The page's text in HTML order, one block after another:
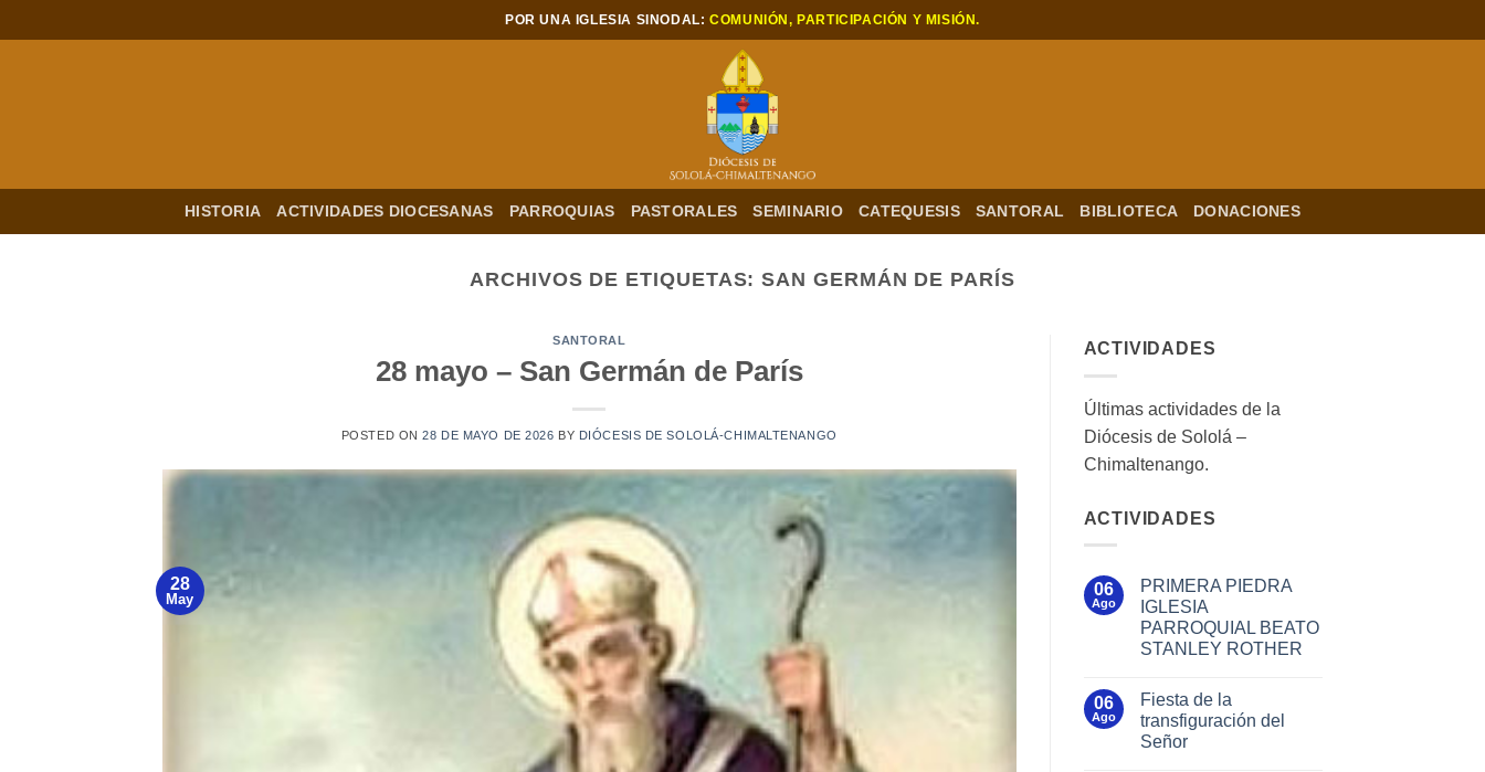
al
POR UNA IGLESIA SINODAL:COMUNIÓN, PARTICIPACIÓN Y MISIÓN.
HISTORIA ACTIVIDADES DIOCESANAS PARROQUIAS PASTORALES SEMINARIO CATEQUESIS SANTORAL BIBLIOTECA DONACIONES
ARCHIVOS DE ETIQUETAS:SAN GERMÁN DE PARÍS
SANTORAL
28 mayo – San Germán de París
POSTED ON28 DE MAYO DE 2026 BY DIÓCESIS DE SOLOLÁ-CHIMALTENANGO
28
May
ACTIVIDADES
Últimas actividades de la
Diócesis de Sololá –
Chimaltenango.
ACTIVIDADES
06
Ago
PRIMERA PIEDRA
IGLESIA
PARROQUIAL BEATO
STANLEY ROTHER
06
Ago
Fiesta de la
transfiguración del
Señor